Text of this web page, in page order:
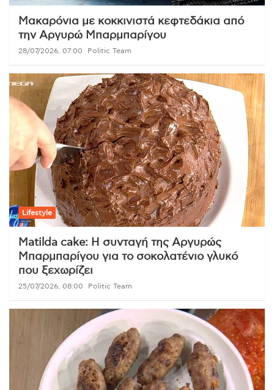
Μακαρόνια με κοκκινιστά κεφτεδάκια από
την Αργυρώ Μπαρμπαρίγου
28/07/2026, 07:00 Politic Team
Lifestyle
Matilda cake: Η συνταγή της Αργυρώς
Μπαρμπαρίγου για το σοκολατένιο γλυκό
που ξεχωρίζει
25/07/2026, 08:00 Politic Team